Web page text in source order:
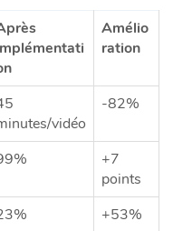
Amélio
ration
vidéo
-82%
+7
points
+53%